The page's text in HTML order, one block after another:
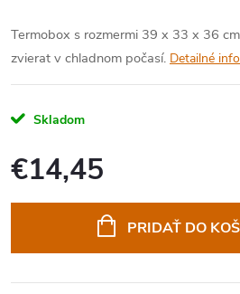
Termobox s rozmermi 39 x 33 x 36
zvierat v chladnom počasí. Detailné
Skladom
€14,45
PRIDAŤ DO